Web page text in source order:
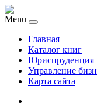
Menu
Главная
Каталог книг
Юриспруденция
Управление
Карта сайта